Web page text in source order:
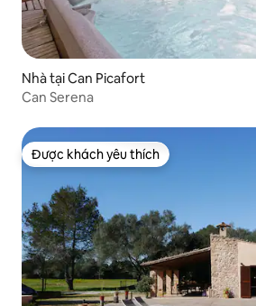
Nhà tại Can Picafort
Can Serena
Được khách yêu thích
Được khách yêu thích